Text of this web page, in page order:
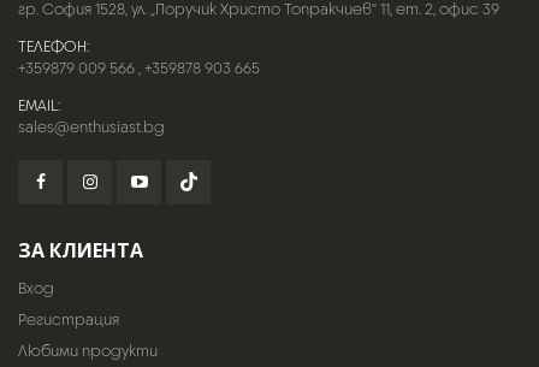
гр. София 1528, ул. „Поручик Христо Топракчиев“ 11, ет. 2, офис 39
ТЕЛЕФОН:
+359879 009 566,+359878 903 665
EMAIL:
sales@enthusiast.bg
ЗА КЛИЕНТА
Вход
Регистрация
Любими продукти